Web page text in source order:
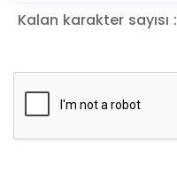
Kalan karakter sayısı :